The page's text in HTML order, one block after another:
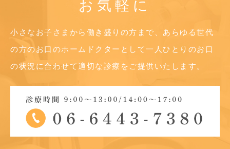
お気軽に
小さなお子さまから働き盛りの方まで、あらゆる世代
の方のお口のホームドクターとして一人ひとりのお口
の状況に合わせて適切な診療をご提供いたします。